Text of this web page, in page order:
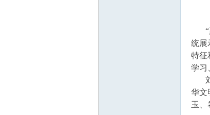
“嬴
统展
特征
学习
刘
华文
玉、